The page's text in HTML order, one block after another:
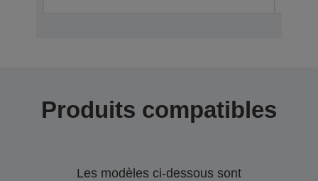
Produits compatibles
Les modèles ci-dessous sont